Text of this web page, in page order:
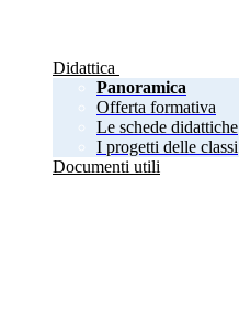
Didattica
Panoramica
Offerta formativa
Le schede didattiche
I progetti delle classi
Documenti utili